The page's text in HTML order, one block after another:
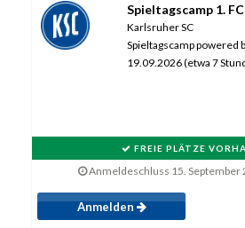
Spieltagscamp 1.
Karlsruher SC
Spieltagscamp powered
19.09.2026 (etwa 7
FREIE PLÄTZE
Anmeldeschluss 15. September
Anmelden